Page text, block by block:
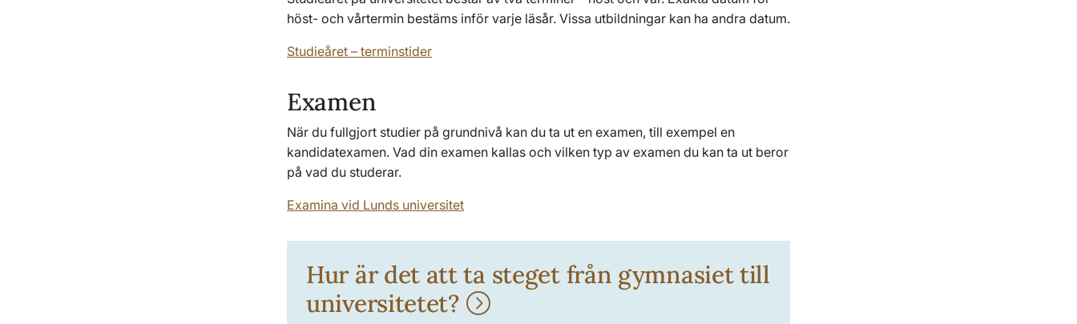
höst- och vårtermin bestäms inför varje läsår. Vissa utbildningar kan ha andra datum.
Studieåret – terminstider
Examen
När du fullgjort studier på grundnivå kan du ta ut en examen, till exempel en
kandidatexamen. Vad din examen kallas och vilken typ av examen du kan ta ut beror
på vad du studerar.
Examina vid Lunds universitet
Hur är det att ta steget från gymnasiet till
universitetet?